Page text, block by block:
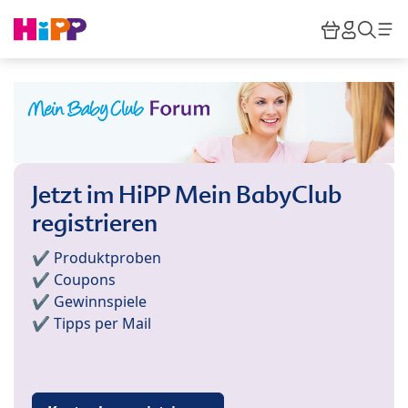
HiPP
Jetzt im HiPP Mein BabyClub
registrieren
✔️ Produktproben
✔️ Coupons
✔️ Gewinnspiele
✔️ Tipps per Mail